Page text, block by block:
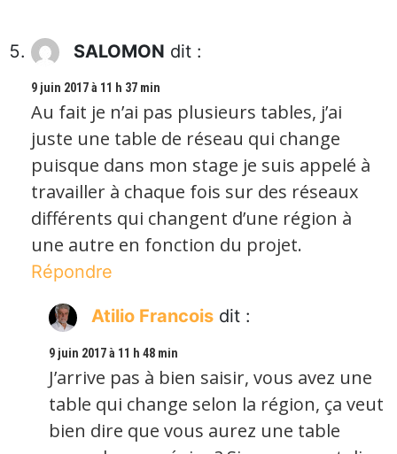
SALOMON dit :
9 juin 2017 à 11 h 37 min
Au fait je n’ai pas plusieurs tables, j’ai
juste une table de réseau qui change
puisque dans mon stage je suis appelé à
travailler à chaque fois sur des réseaux
différents qui changent d’une région à
une autre en fonction du projet.
Répondre
Atilio Francois dit :
9 juin 2017 à 11 h 48 min
J’arrive pas à bien saisir, vous avez une
table qui change selon la région, ça veut
bien dire que vous aurez une table